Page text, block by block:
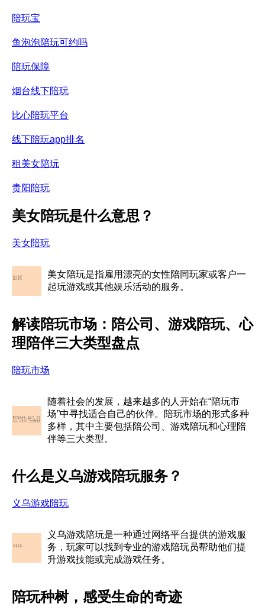
陪玩宝
鱼泡泡陪玩可约吗
陪玩保障
烟台线下陪玩
比心陪玩平台
线下陪玩app排名
租美女陪玩
贵阳陪玩
美女陪玩是什么意思？
美女陪玩
美女陪玩是指雇用漂亮的女性陪同玩家或客户一
起玩游戏或其他娱乐活动的服务。
解读陪玩市场：陪公司、游戏陪玩、心
理陪伴三大类型盘点
陪玩市场
随着社会的发展，越来越多的人开始在“陪玩市
场”中寻找适合自己的伙伴。陪玩市场的形式多种
多样，其中主要包括陪公司、游戏陪玩和心理陪
伴等三大类型。
什么是义乌游戏陪玩服务？
义乌游戏陪玩
义乌游戏陪玩是一种通过网络平台提供的游戏服
务，玩家可以找到专业的游戏陪玩员帮助他们提
升游戏技能或完成游戏任务。
陪玩种树，感受生命的奇迹